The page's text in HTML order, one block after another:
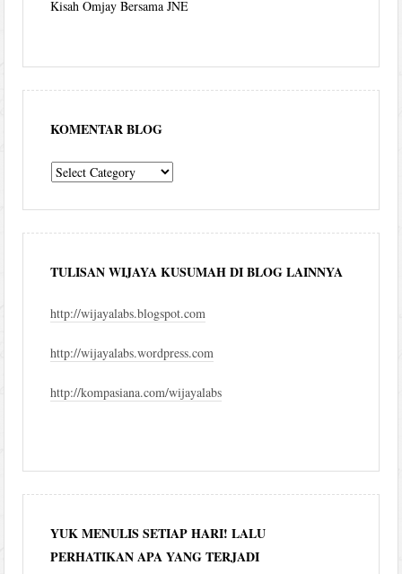
Kisah Omjay Bersama JNE
KOMENTAR BLOG
komentar
TULISAN WIJAYA KUSUMAH DI BLOG LAINNYA
http://wijayalabs.blogspot.com
http://wijayalabs.wordpress.com
http://kompasiana.com/wijayalabs
YUK MENULIS SETIAP HARI! LALU
PERHATIKAN APA YANG TERJADI